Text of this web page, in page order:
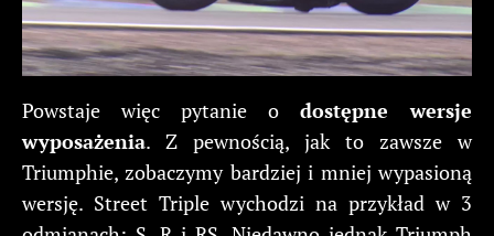
Powstaje więc pytanie o dostępne wersje
wyposażenia. Z pewnością, jak to zawsze w
Triumphie, zobaczymy bardziej i mniej wypasioną
wersję. Street Triple wychodzi na przykład w 3